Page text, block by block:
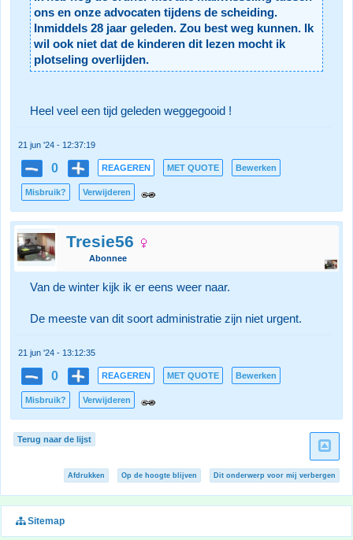
ons en onze advocaten tijdens de scheiding.
Inmiddels 28 jaar geleden. Zou best weg kunnen. Ik
wil ook niet dat de kinderen dit lezen mocht ik
plotseling overlijden.
Heel veel een tijd geleden weggegooid !
21 jun '24 - 12:37:19
0 REAGEREN MET QUOTE Bewerken
Misbruik? Verwijderen
Tresie56
Abonnee
Van de winter kijk ik er eens weer naar.
De meeste van dit soort administratie zijn niet urgent.
21 jun '24 - 13:12:35
0 REAGEREN MET QUOTE Bewerken
Misbruik? Verwijderen
Terug naar de lijst
Afdrukken Op de hoogte blijven Dit onderwerp voor mij verbergen
Sitemap